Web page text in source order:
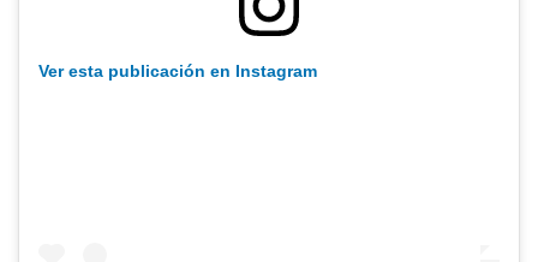
Ver esta publicación en Instagram